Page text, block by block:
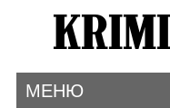
МЕНЮ